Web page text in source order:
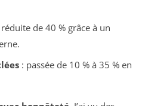
réduite de 40 % grâce à un
: passée de 10 % à 35 % en